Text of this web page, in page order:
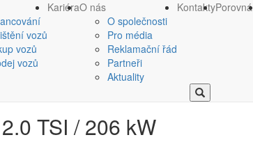
vozů
vozů
vozů
KariéraO nás
O společnosti
Pro média
Reklamační řád
Partneři
Aktuality
Kontakty
TSI / 206 kW